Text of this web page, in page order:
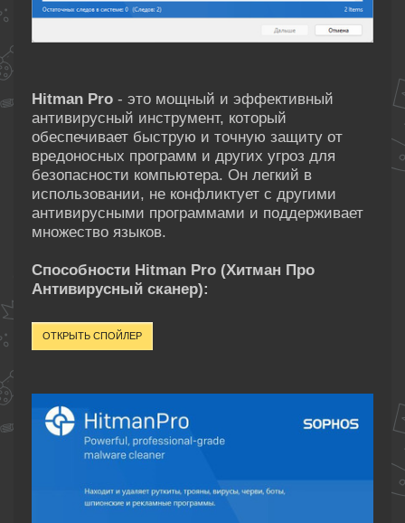
Hitman Pro - это мощный и эффективный
антивирусный инструмент, который
обеспечивает быструю и точную защиту от
вредоносных программ и других угроз для
безопасности компьютера. Он легкий в
использовании, не конфликтует с другими
антивирусными программами и поддерживает
множество языков.
Способности Hitman Pro (Хитман Про
Антивирусный сканер):